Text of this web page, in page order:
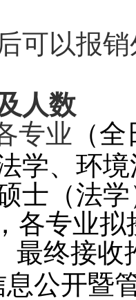
可以报
人数
专业 （
学、环
士（法
各专业
最终接收
公开暨